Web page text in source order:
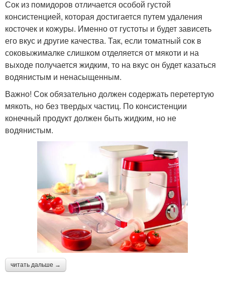
Сок из помидоров отличается особой густой
консистенцией, которая достигается путем удаления
косточек и кожуры. Именно от густоты и будет зависеть
его вкус и другие качества. Так, если томатный сок в
соковыжималке слишком отделяется от мякоти и на
выходе получается жидким, то на вкус он будет казаться
водянистым и ненасыщенным.
Важно! Сок обязательно должен содержать перетертую
мякоть, но без твердых частиц. По консистенции
конечный продукт должен быть жидким, но не
водянистым.
читать дальше →